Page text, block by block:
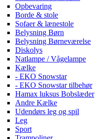
Opbevaring
Borde & stole
Sofaer & lænestole
Belysning Børn
Belysning Børneværelse
Diskolys
Natlampe / Vågelampe
Kælke
- EKO Snowstar
- EKO Snowstar tilbehør
Hamax luksus Bobslæder
Andre Kælke
Udendørs leg og spil
Leg
Sport